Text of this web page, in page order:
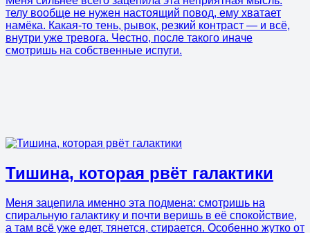
телу вообще не нужен настоящий повод, ему хватает
намёка. Какая-то тень, рывок, резкий контраст — и всё,
внутри уже тревога. Честно, после такого иначе
смотришь на собственные испуги.
Тишина, которая рвёт галактики
Меня зацепила именно эта подмена: смотришь на
спиральную галактику и почти веришь в её спокойствие,
а там всё уже едет, тянется, стирается. Особенно жутко от